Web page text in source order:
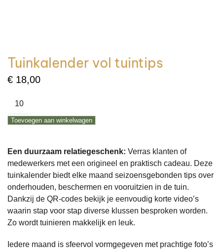
Tuinkalender vol tuintips
€ 18,00
Tuinkalender
tuintips
Toevoegen aan winkelwagen
Een duurzaam relatiegeschenk: Verras klanten of
medewerkers met een origineel en praktisch cadeau. Deze
tuinkalender biedt elke maand seizoensgebonden tips over
onderhouden, beschermen en vooruitzien in de tuin.
Dankzij de QR-codes bekijk je eenvoudig korte video’s
waarin stap voor stap diverse klussen besproken worden.
Zo wordt tuinieren makkelijk en leuk.
Iedere maand is sfeervol vormgegeven met prachtige foto’s